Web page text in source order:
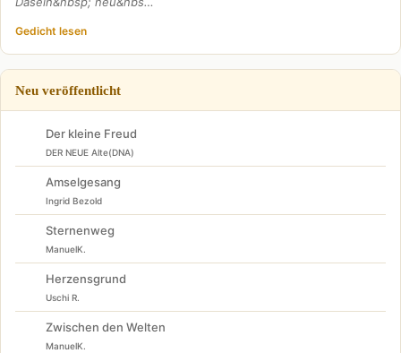
Gedicht lesen
Neu veröffentlicht
Der kleine Freud
DER NEUE Alte(DNA)
Amselgesang
Ingrid Bezold
Sternenweg
ManuelK.
Herzensgrund
Uschi R.
Zwischen den Welten
ManuelK.